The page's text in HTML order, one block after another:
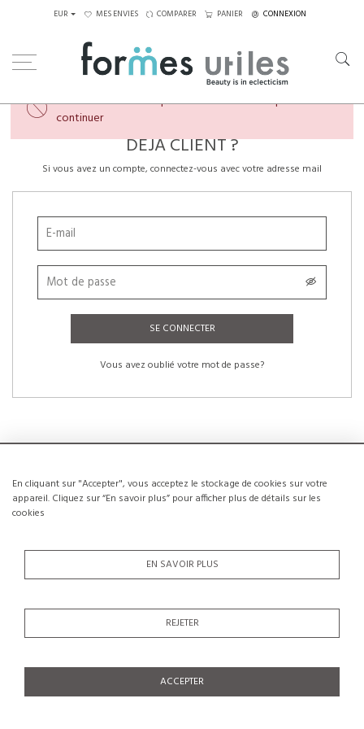
En cliquant sur "Accepter", vous acceptez le stockage de cookies sur votre
appareil. Cliquez sur “En savoir plus” pour afficher plus de détails sur les
cookies
EN SAVOIR PLUS
REJETER
ACCEPTER
EUR MES ENVIES COMPARER PANIER CONNEXION
Veuillez créer un compte ou vous connecter pour
continuer
DÉJÀ CLIENT ?
Si vous avez un compte, connectez-vous avec votre adresse mail
SE CONNECTER
Vous avez oublié votre mot de passe?
NOUVEAUX CLIENTS
La création d’un compte a de nombreux avantages: sauvegarder la liste de vos
CRÉER UN COMPTE